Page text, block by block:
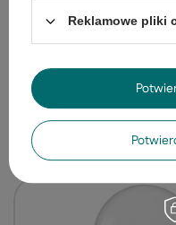
Kinkiet Clara podwójny do
białymi abażurami z tkaniny
314,99 zł / szt.
Reklamowe pliki